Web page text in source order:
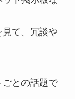
て、冗談や
ごとの話題で